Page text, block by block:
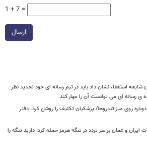
1 + 7 =
ارسال
استعفا، نشان داد باید در تیم رسانه ای خود تجدید نظر
رسانه ای می توانست آن را مهار کند
روی میز تندروها/ پزشکیان تکلیف را روشن کرد، دفتر
و عمان بر سر تردد در تنگه هرمز حمله کرد: دارید تنگه را